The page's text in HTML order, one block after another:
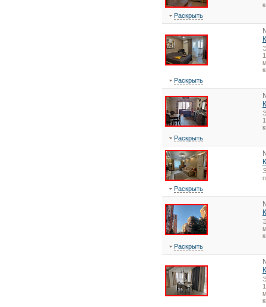
Раскрыть
Раскрыть
Раскрыть
Раскрыть
Раскрыть